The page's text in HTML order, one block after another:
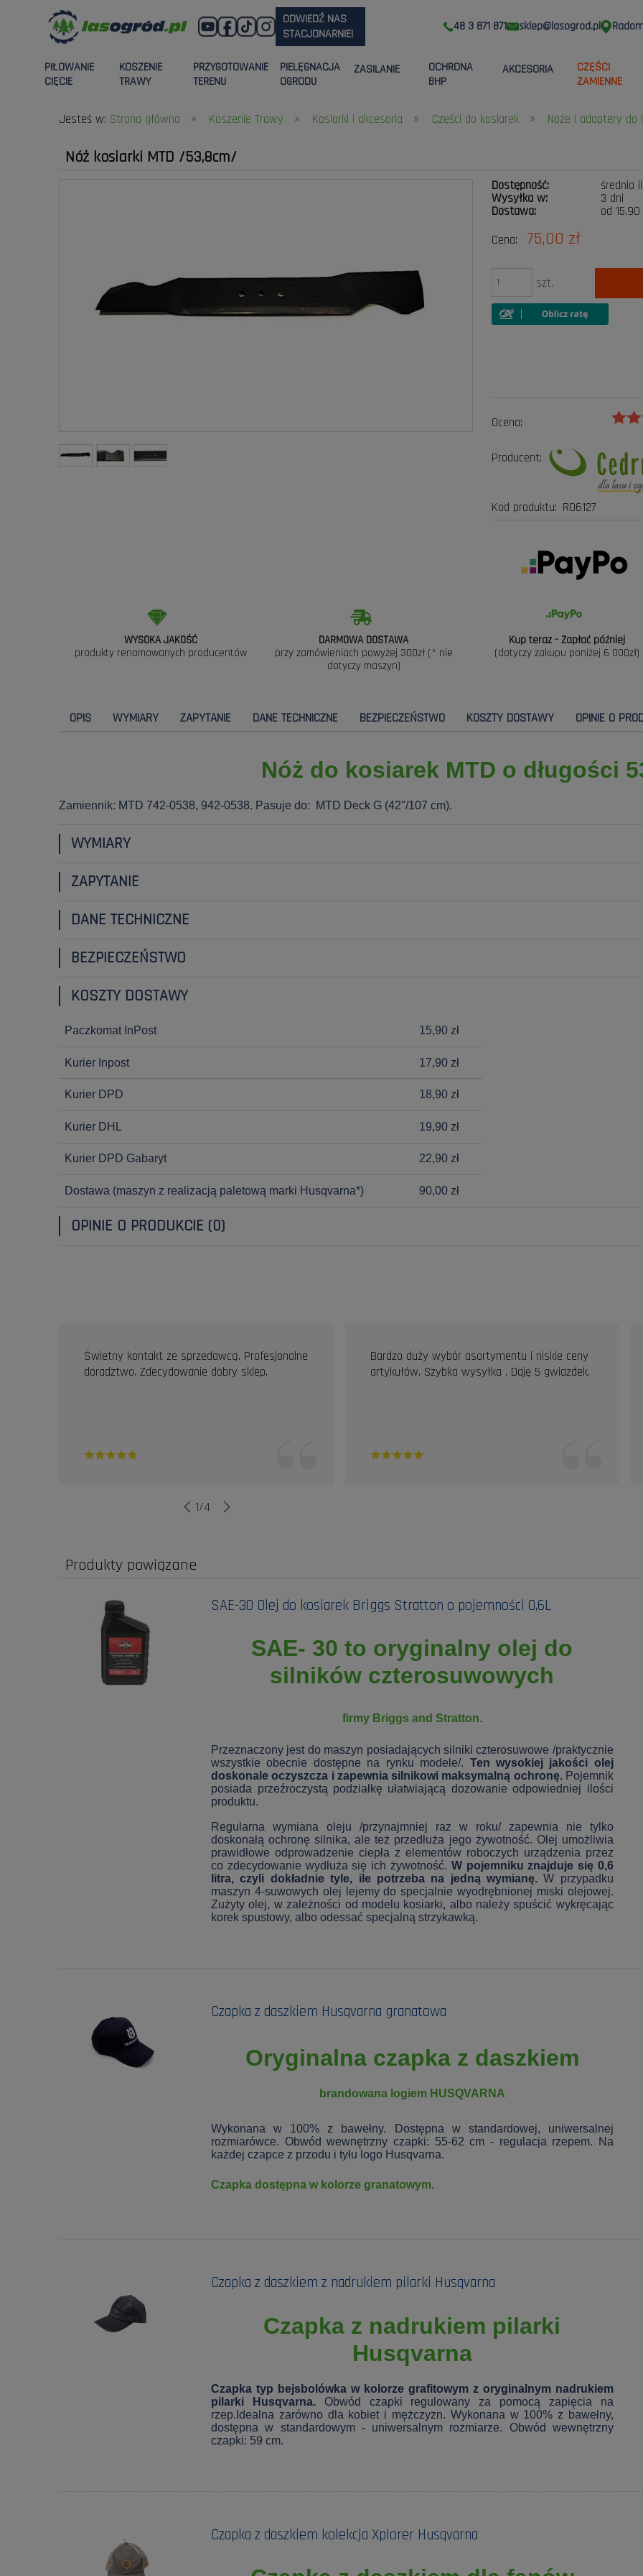
48 3 871 871 sklep@lasogrod.pl
ODWIEDŹ NAS
STACJONARNIE!
PIŁOWANIE
CIĘCIE
KOSZENIE
TRAWY
PRZYGOTOWANIE
TERENU
PIELĘGNACJA
OGRODU
ZASILANIE
OCHRONA
BHP
AKCESORIA
CZĘŚCI
ZAMIENNE
Jesteś w: Strona główna » Koszenie Trawy » Kosiarki i akcesoria » Części do kosiarek » Noże i adaptery do
Nóż kosiarki MTD /53,8cm/
Dostępność:
średnia
Wysyłka w:
3 dni
Dostawa:
od 15,90
Cena nie
Cena: 75,00 zł
szt.
Ocena:
Producent:
Kod produktu: RO6127
WYSOKA JAKOŚĆ
produkty renomowanych producentów
DARMOWA DOSTAWA
przy zamówieniach powyżej 300zł (* nie
dotyczy maszyn)
Kup teraz - Zapłać później
(dotyczy zakupu poniżej 6 000zł)
OPIS WYMIARY ZAPYTANIE DANE TECHNICZNE BEZPIECZEŃSTWO KOSZTY DOSTAWY OPINIE O
Nóż do kosiarek MTD o długości
Zamiennik: MTD 742-0538, 942-0538. Pasuje do: MTD Deck G (42"/107 cm).
WYMIARY
ZAPYTANIE
DANE TECHNICZNE
BEZPIECZEŃSTWO
KOSZTY DOSTAWY
Paczkomat InPost 15,90 zł
Kurier Inpost 17,90 zł
Kurier DPD 18,90 zł
Kurier DHL 19,90 zł
Kurier DPD Gabaryt 22,90 zł
Dostawa (maszyn z realizacją paletową marki Husqvarna*) 90,00 zł
OPINIE O PRODUKCIE (0)
Świetny kontakt ze sprzedawcą. Profesjonalne
doradztwo. Zdecydowanie dobry sklep.
Bardzo duży wybór asortymentu i niskie ceny
artykułów. Szybka wysyłka . Daję 5 gwiazdek.
1/4
Produkty powiązane
SAE-30 Olej do kosiarek Briggs Stratton o pojemności 0,6L
SAE- 30 to oryginalny olej do
silników czterosuwowych
firmy Briggs and Stratton.
Przeznaczony jest do maszyn posiadających silniki czterosuwowe /praktycznie
wszystkie obecnie dostępne na rynku modele/. Ten wysokiej jakości olej
doskonale oczyszcza i zapewnia silnikowi maksymalną ochronę. Pojemnik
posiada przeźroczystą podziałkę ułatwiającą dozowanie odpowiedniej ilości
produktu.
Regularna wymiana oleju /przynajmniej raz w roku/ zapewnia nie tylko
doskonałą ochronę silnika, ale też przedłuża jego żywotność. Olej umożliwia
prawidłowe odprowadzenie ciepła z elementów roboczych urządzenia przez
co zdecydowanie wydłuża się ich żywotność. W pojemniku znajduje się 0,6
litra, czyli dokładnie tyle, ile potrzeba na jedną wymianę. W przypadku
maszyn 4-suwowych olej lejemy do specjalnie wyodrębnionej miski olejowej.
Zużyty olej, w zależności od modelu kosiarki, albo należy spuścić wykręcając
korek spustowy, albo odessać specjalną strzykawką.
Czapka z daszkiem Husqvarna granatowa
Oryginalna czapka z daszkiem
brandowana logiem HUSQVARNA
Wykonana w 100% z bawełny. Dostępna w standardowej, uniwersalnej
rozmiarówce. Obwód wewnętrzny czapki: 55-62 cm - regulacja rzepem. Na
każdej czapce z przodu i tyłu logo Husqvarna.
Czapka dostępna w kolorze granatowym.
Czapka z daszkiem z nadrukiem pilarki Husqvarna
Czapka z nadrukiem pilarki
Husqvarna
Czapka typ bejsbolówka w kolorze grafitowym z oryginalnym nadrukiem
pilarki Husqvarna. Obwód czapki regulowany za pomocą zapięcia na
rzep.Idealna zarówno dla kobiet i mężczyzn. Wykonana w 100% z bawełny,
dostępna w standardowym - uniwersalnym rozmiarze. Obwód wewnętrzny
czapki: 59 cm.
Czapka z daszkiem kolekcja Xplorer Husqvarna